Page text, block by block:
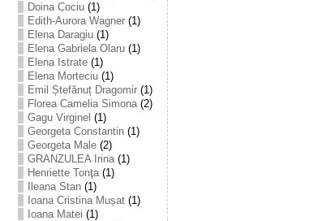
Doina Cociu(1)
Edith-Aurora Wagner(1)
Elena Daragiu(1)
Elena Gabriela Olaru(1)
Elena Istrate(1)
Elena Morteciu(1)
Emil Ștefănuț Dragomir(1)
Florea Camelia Simona(2)
Gagu Virginel (1)
Georgeta Constantin(1)
Georgeta Male(2)
GRANZULEA Irina(1)
Henriette Tonţa(1)
Ileana Stan(1)
Ioana Cristina Mușat(1)
Ioana Matei (1)